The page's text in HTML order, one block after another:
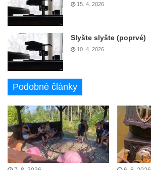
15. 4. 2026
Slyšte slyšte (poprvé)
10. 4. 2026
Podobné články